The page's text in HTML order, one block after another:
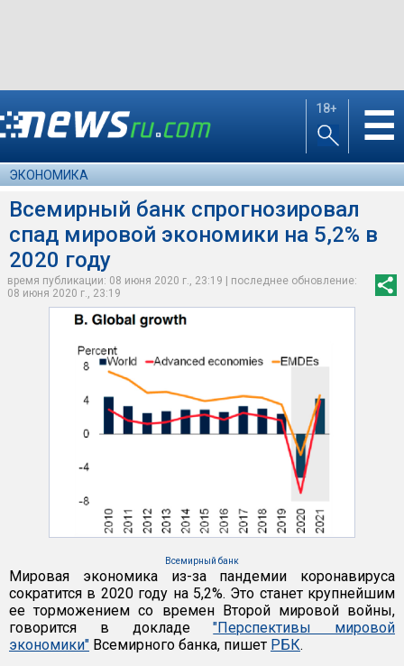
18+ ☰
ЭКОНОМИКА
Всемирный банк спрогнозировал
спад мировой экономики на 5,2% в
2020 году
время публикации: 08 июня 2020 г., 23:19 | последнее обновление:
08 июня 2020 г., 23:19
Всемирный банк
Мировая экономика из-за пандемии коронавируса
сократится в 2020 году на 5,2%. Это станет крупнейшим
ее торможением со времен Второй мировой войны,
говорится в докладе"Перспективы мировой
экономики" Всемирного банка, пишет РБК.